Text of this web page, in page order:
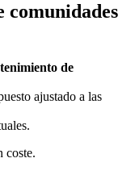
comunidades
de
ajustado a las
coste.